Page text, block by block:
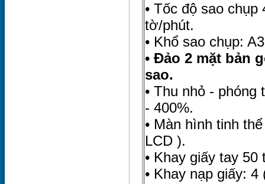
• Tốc độ sao chụp
tờ/phút.
• Khổ sao chụp:
• Đảo 2 mặt bản
sao.
• Thu nhỏ - phóng
- 400%.
• Màn hình tinh
LCD ).
• Khay giấy tay 50
• Khay nạp giấy: 4